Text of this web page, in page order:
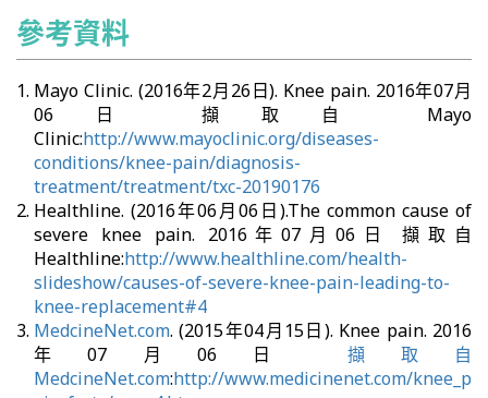
參考資料
Mayo Clinic. (2016年2月26日). Knee pain. 2016年07月
06日 擷取自 Mayo
Clinic:http://www.mayoclinic.org/diseases-
conditions/knee-pain/diagnosis-
treatment/treatment/txc-20190176
Healthline. (2016年06月06日).The common cause of
severe knee pain. 2016年07月06日 擷取自
Healthline:http://www.healthline.com/health-
slideshow/causes-of-severe-knee-pain-leading-to-
knee-replacement#4
MedcineNet.com. (2015年04月15日). Knee pain. 2016
年07月06日 擷取自
MedcineNet.com:http://www.medicinenet.com/knee_p